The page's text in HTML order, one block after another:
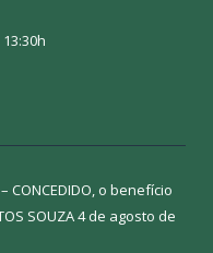
CONCEDIDO, o benefício
SOUZA4 de agosto de